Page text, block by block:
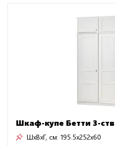
Шкаф-купе Бетти 3-
ШxВxГ, см: 195.5x252x60